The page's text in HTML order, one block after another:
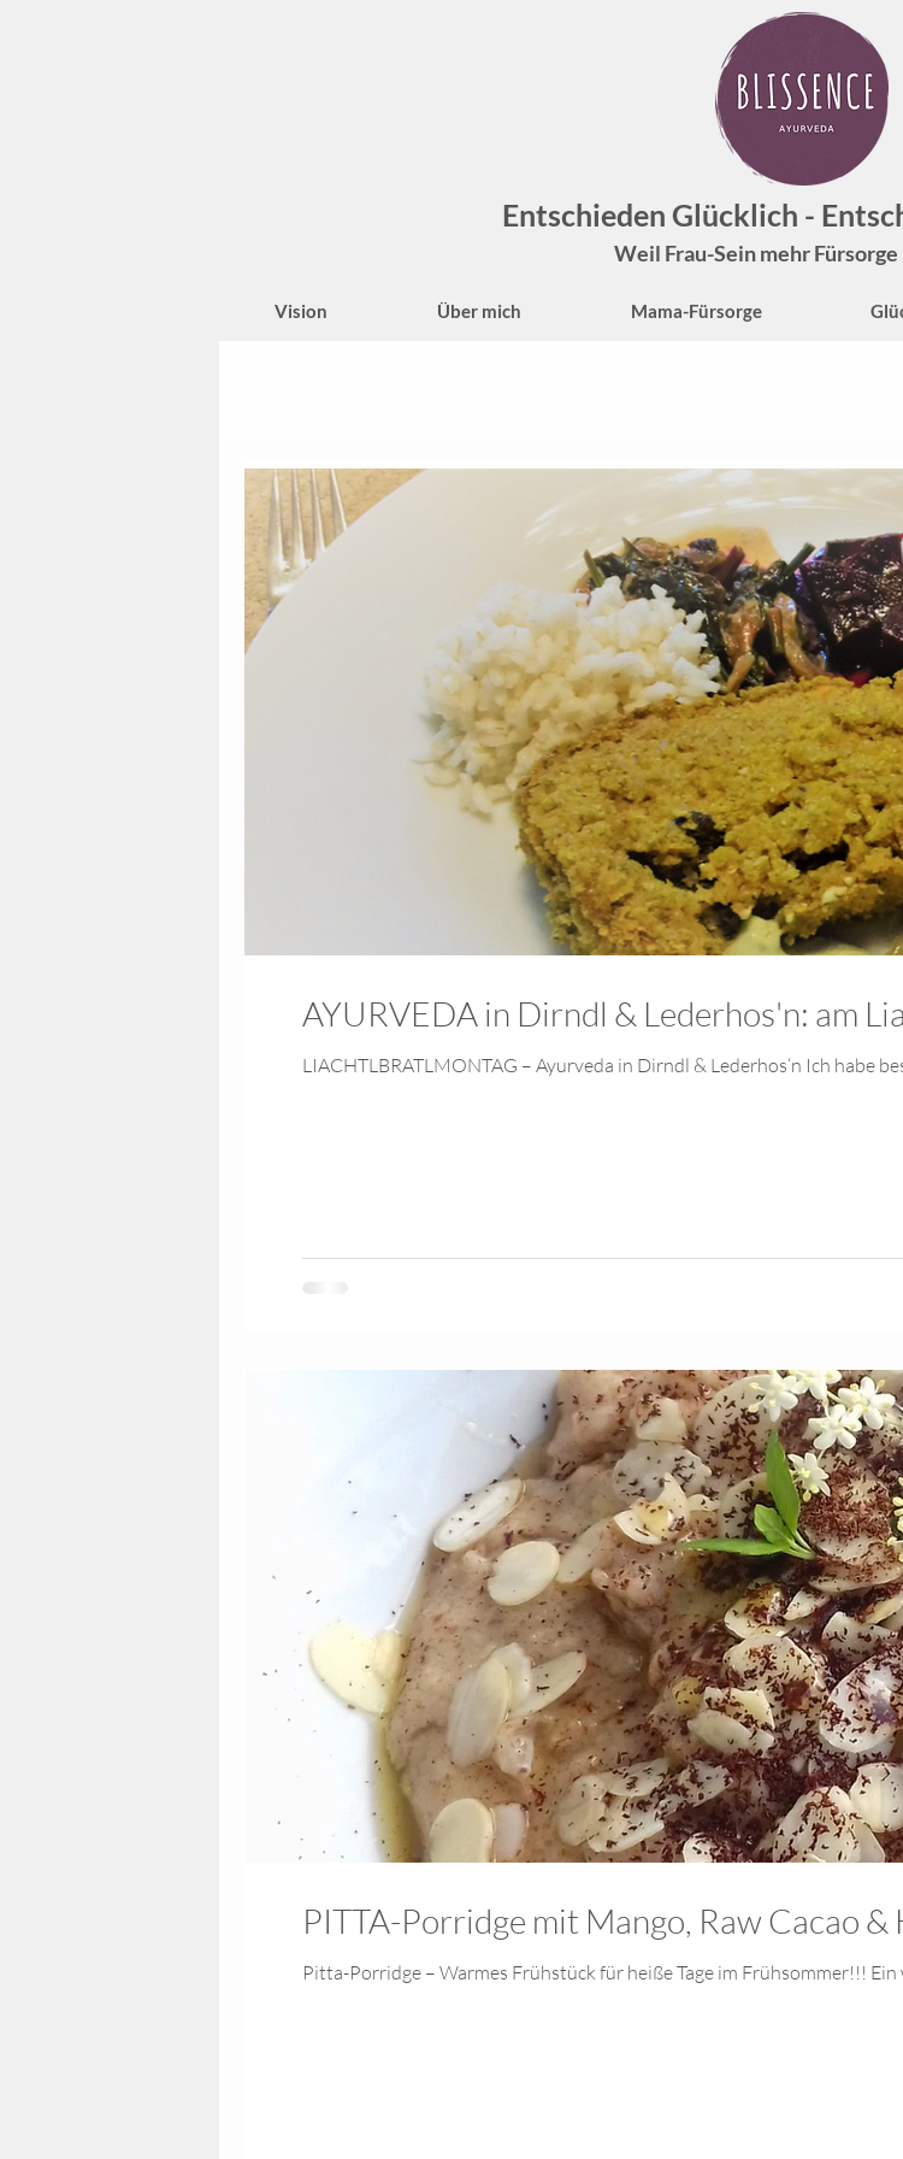
Entschieden Glücklich -
Weil Frau-Sein mehr
Vision Über mich Mama-Fürsorge
AYURVEDA in Dirndl & Lederhos'n: am
LIACHTLBRATLMONTAG – Ayurveda in Dirndl & Lederhos‘n Ich habe
PITTA-Porridge mit Mango, Raw Cacao
Pitta-Porridge – Warmes Frühstück für heiße Tage im Frühsommer!!!